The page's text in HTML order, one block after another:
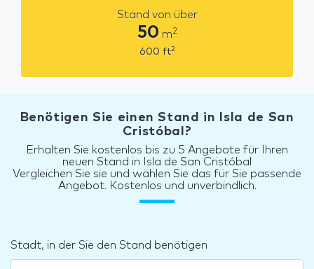
Stand von über
50 m2
600 ft2
Benötigen Sie einen Stand in Isla de San
Cristóbal?
Erhalten Sie kostenlos bis zu 5 Angebote für Ihren
neuen Stand in Isla de San Cristóbal
Vergleichen Sie sie und wählen Sie das für Sie passende
Angebot. Kostenlos und unverbindlich.
Stadt, in der Sie den Stand benötigen